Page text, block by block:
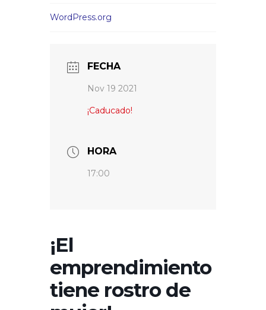
WordPress.org
FECHA
Nov 19 2021
¡Caducado!
HORA
17:00
¡El
emprendimiento
tiene rostro de